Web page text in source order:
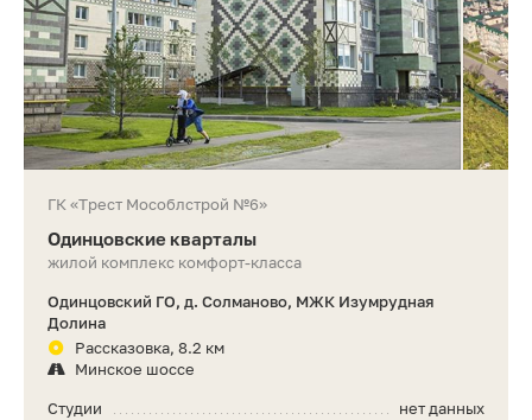
ГК «Трест Мособлстрой №6»
Одинцовские кварталы
жилой комплекс комфорт-класса
Одинцовский ГО, д. Солманово, МЖК Изумрудная
Долина
Рассказовка, 8.2 км
Минское шоссе
нет данных
Студии